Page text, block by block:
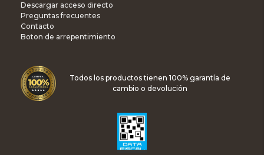
Descargar acceso directo
Preguntas frecuentes
Contacto
Boton de arrepentimiento
Todos los productos tienen 100% garantía de
cambio o devolución